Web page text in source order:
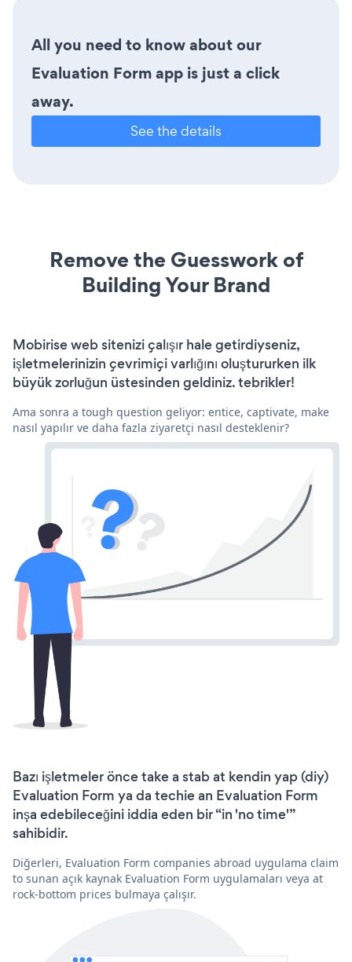
All you need to know about our
Evaluation Form app is just a click
away.
See the details
Remove the Guesswork of
Building Your Brand
Mobirise web sitenizi çalışır hale getirdiyseniz,
işletmelerinizin çevrimiçi varlığını oluştururken ilk
büyük zorluğun üstesinden geldiniz. tebrikler!
Ama sonra a tough question geliyor: entice, captivate, make
nasıl yapılır ve daha fazla ziyaretçi nasıl desteklenir?
Bazı işletmeler önce take a stab at kendin yap (diy)
Evaluation Form ya da techie an Evaluation Form
inşa edebileceğini iddia eden bir “in 'no time'”
sahibidir.
Diğerleri, Evaluation Form companies abroad uygulama claim
to sunan açık kaynak Evaluation Form uygulamaları veya at
rock-bottom prices bulmaya çalışır.